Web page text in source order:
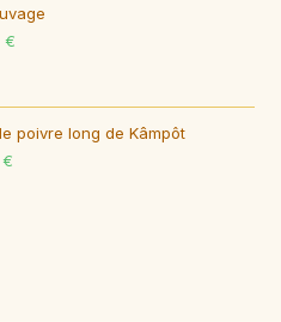
€
4,90 €
poivre long de Kâmpôt
€